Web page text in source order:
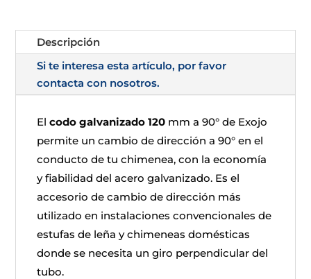
Descripción
Si te interesa esta artículo, por favor
contacta con nosotros.
Elcodo galvanizado 120 mm a 90° de Exojo
permite un cambio de dirección a 90° en el
conducto de tu chimenea, con la economía
y fiabilidad del acero galvanizado. Es el
accesorio de cambio de dirección más
utilizado en instalaciones convencionales de
estufas de leña y chimeneas domésticas
donde se necesita un giro perpendicular del
tubo.